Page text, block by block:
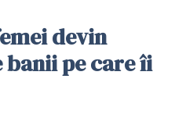
devin
banii pe care îi